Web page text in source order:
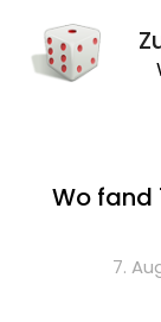
Wo fand
7.